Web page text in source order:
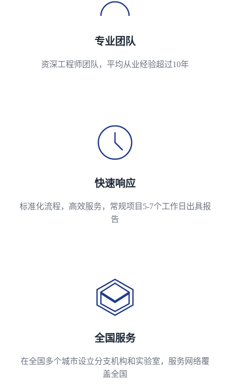
专业团队
资深工程师团队，平均从业经验超过10年
快速响应
标准化流程，高效服务，常规项目5-7个工作日出具报
告
全国服务
在全国多个城市设立分支机构和实验室，服务网络覆
盖全国